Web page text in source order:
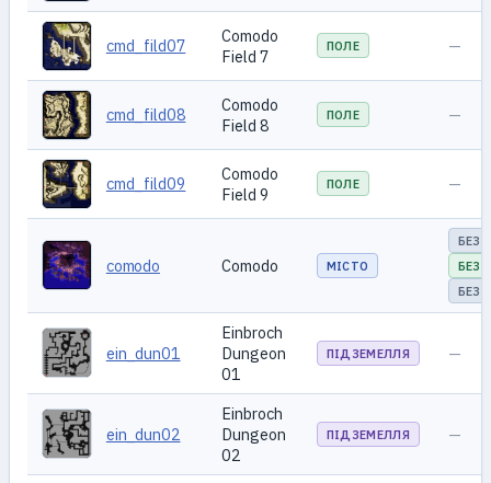
cmd_fild07
Comodo
Field 7
ПОЛЕ —
cmd_fild08
Comodo
Field 8
ПОЛЕ —
cmd_fild09
Comodo
Field 9
ПОЛЕ —
comodo Comodo МІСТО
БЕЗ
БЕЗ
БЕЗ
ein_dun01
Einbroch
Dungeon
01
ПІДЗЕМЕЛЛЯ —
ein_dun02
Einbroch
Dungeon
02
ПІДЗЕМЕЛЛЯ —